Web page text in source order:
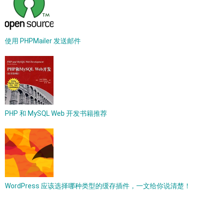
使用 PHPMailer 发送邮件
PHP 和 MySQL Web 开发书籍推荐
WordPress 应该选择哪种类型的缓存插件，一文给你说清楚！